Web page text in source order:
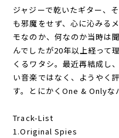
ジャジーで乾いたギター、
も邪魔をせず、心に沁みる
モなのか、何なのか当時は
んでしたが20年以上経って
くるワタシ。最近再結成し
い音楽ではなく、ようやく
す。とにかくOne & Onlyな
Track-List
1.Original Spies